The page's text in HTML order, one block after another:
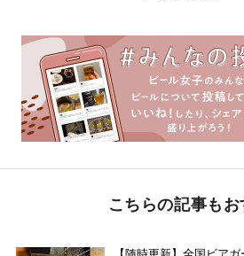
こちらの記事も